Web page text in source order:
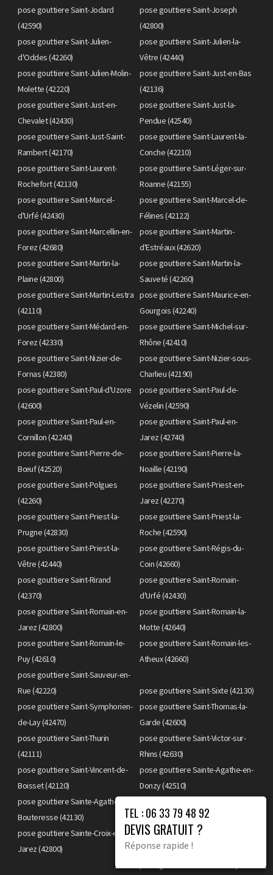
pose gouttiere Saint-Jodard
(42590)
pose gouttiere Saint-Joseph
(42800)
pose gouttiere Saint-Julien-
d'Oddes (42260)
pose gouttiere Saint-Julien-la-
Vêtre (42440)
pose gouttiere Saint-Julien-Molin-
Molette (42220)
pose gouttiere Saint-Just-en-Bas
(42136)
pose gouttiere Saint-Just-en-
Chevalet (42430)
pose gouttiere Saint-Just-la-
Pendue (42540)
pose gouttiere Saint-Just-Saint-
Rambert (42170)
pose gouttiere Saint-Laurent-la-
Conche (42210)
pose gouttiere Saint-Laurent-
Rochefort (42130)
pose gouttiere Saint-Léger-sur-
Roanne (42155)
pose gouttiere Saint-Marcel-
d'Urfé (42430)
pose gouttiere Saint-Marcel-de-
Félines (42122)
pose gouttiere Saint-Marcellin-en-
Forez (42680)
pose gouttiere Saint-Martin-
d'Estréaux (42620)
pose gouttiere Saint-Martin-la-
Plaine (42800)
pose gouttiere Saint-Martin-la-
Sauveté (42260)
pose gouttiere Saint-Martin-Lestra
(42110)
pose gouttiere Saint-Maurice-en-
Gourgois (42240)
pose gouttiere Saint-Médard-en-
Forez (42330)
pose gouttiere Saint-Michel-sur-
Rhône (42410)
pose gouttiere Saint-Nizier-de-
Fornas (42380)
pose gouttiere Saint-Nizier-sous-
Charlieu (42190)
pose gouttiere Saint-Paul-d'Uzore
(42600)
pose gouttiere Saint-Paul-de-
Vézelin (42590)
pose gouttiere Saint-Paul-en-
Cornillon (42240)
pose gouttiere Saint-Paul-en-
Jarez (42740)
pose gouttiere Saint-Pierre-de-
Bœuf (42520)
pose gouttiere Saint-Pierre-la-
Noaille (42190)
pose gouttiere Saint-Polgues
(42260)
pose gouttiere Saint-Priest-en-
Jarez (42270)
pose gouttiere Saint-Priest-la-
Prugne (42830)
pose gouttiere Saint-Priest-la-
Roche (42590)
pose gouttiere Saint-Priest-la-
Vêtre (42440)
pose gouttiere Saint-Régis-du-
Coin (42660)
pose gouttiere Saint-Rirand
(42370)
pose gouttiere Saint-Romain-
d'Urfé (42430)
pose gouttiere Saint-Romain-en-
Jarez (42800)
pose gouttiere Saint-Romain-la-
Motte (42640)
pose gouttiere Saint-Romain-le-
Puy (42610)
pose gouttiere Saint-Romain-les-
Atheux (42660)
pose gouttiere Saint-Sauveur-en-
Rue (42220)
pose gouttiere Saint-Sixte (42130)
pose gouttiere Saint-Symphorien-
de-Lay (42470)
pose gouttiere Saint-Thomas-la-
Garde (42600)
pose gouttiere Saint-Thurin
(42111)
pose gouttiere Saint-Victor-sur-
Rhins (42630)
pose gouttiere Saint-Vincent-de-
Boisset (42120)
pose gouttiere Sainte-Agathe-en-
Donzy (42510)
pose gouttiere Sainte-Agathe-la-
Bouteresse (42130)
sur-Gand (42540)
pose gouttiere Sainte-Croix-en-
Jarez (42800)
pose gouttiere Sainte-Foy-Saint-
Sulpice (42110)
TEL : 06 33 79 48 92
DEVIS GRATUIT ?
Réponse rapide !